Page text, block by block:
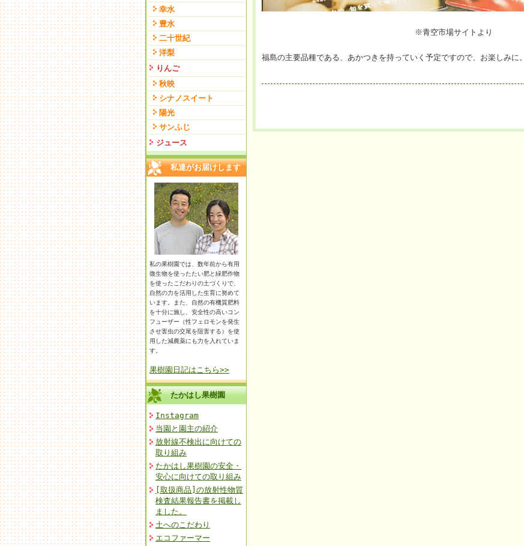
幸水
豊水
二十世紀
洋梨
りんご
秋映
シナノスイート
陽光
サンふじ
ジュース
私達がお届けします
私の果樹園では、数年前から有用
微生物を使ったたい肥と緑肥作物
を使ったこだわりの土づくりで、
自然の力を活用した生育に努めて
います。また、自然の有機質肥料
を十分に施し、安全性の高いコン
フューザー（性フェロモンを発生
させ害虫の交尾を阻害する）を使
用した減農薬にも力を入れていま
す。
果樹園日記はこちら>>
たかはし果樹園
Instagram
当園と園主の紹介
放射線不検出に向けての
取り組み
たかはし果樹園の安全・
安心に向けての取り組み
[取扱商品]の放射性物質
検査結果報告書を掲載し
ました。
土へのこだわり
エコファーマー
※青空市場サイトより
福島の主要品種である、あかつきを持っていく予定ですので、お楽しみに。